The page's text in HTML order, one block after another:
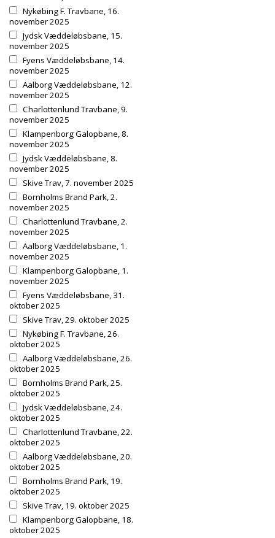
Nykøbing F. Travbane, 16.
november 2025
Jydsk Væddeløbsbane, 15.
november 2025
Fyens Væddeløbsbane, 14.
november 2025
Aalborg Væddeløbsbane, 12.
november 2025
Charlottenlund Travbane, 9.
november 2025
Klampenborg Galopbane, 8.
november 2025
Jydsk Væddeløbsbane, 8.
november 2025
Skive Trav, 7. november 2025
Bornholms Brand Park, 2.
november 2025
Charlottenlund Travbane, 2.
november 2025
Aalborg Væddeløbsbane, 1.
november 2025
Klampenborg Galopbane, 1.
november 2025
Fyens Væddeløbsbane, 31.
oktober 2025
Skive Trav, 29. oktober 2025
Nykøbing F. Travbane, 26.
oktober 2025
Aalborg Væddeløbsbane, 26.
oktober 2025
Bornholms Brand Park, 25.
oktober 2025
Jydsk Væddeløbsbane, 24.
oktober 2025
Charlottenlund Travbane, 22.
oktober 2025
Aalborg Væddeløbsbane, 20.
oktober 2025
Bornholms Brand Park, 19.
oktober 2025
Skive Trav, 19. oktober 2025
Klampenborg Galopbane, 18.
oktober 2025